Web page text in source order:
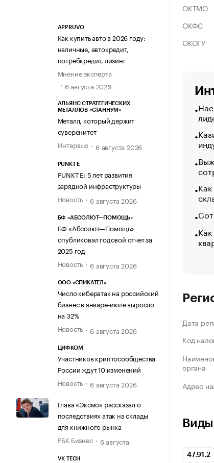
APPRUVO
Как купить авто в 2026 году:
наличные, автокредит,
потребкредит, лизинг
Мнение эксперта
6 августа 2026
АЛЬЯНС СТРАТЕГИЧЕСКИХ
МЕТАЛЛОВ «СТАННУМ»
Металл, который держит
суверенитет
Интервью
6 августа 2026
PUNKT E
PUNKT E: 5 лет развития
зарядной инфраструктуры
Новость
6 августа 2026
БФ «АБСОЛЮТ—ПОМОЩЬ»
БФ «Абсолют—Помощь»
опубликовал годовой отчет за
2025 год
Новость
6 августа 2026
ООО «СПИКАТЕЛ»
Число кибератак на российский
бизнес в январе-июле выросло
на 32%
Новость
6 августа 2026
ЦИФКОМ
Участников криптосообщества
России ждут 10 изменений
Новость
6 августа 2026
Глава «Эксмо» рассказал о
последствиях атак на склады
для книжного рынка
РБК Бизнес
6 августа
VK TECH
ОКТМО
ОКФС
ОКОГУ
Дата
Код
органа
Адрес
47.91.2